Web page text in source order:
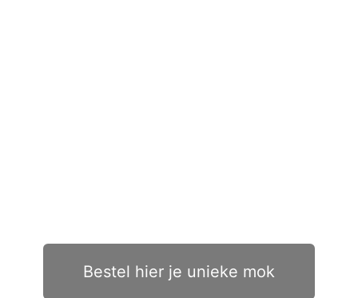
Bestel hier je unieke mok